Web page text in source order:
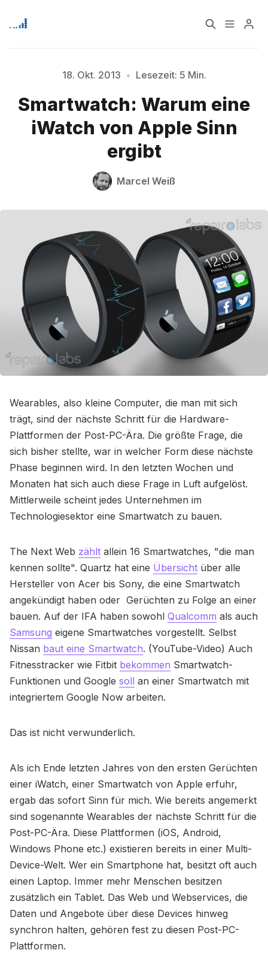
Signup
Bitte geben Sie mindestens 3 Zeichen ein
18. Okt. 2013 • Lesezeit: 5 Min.
Smartwatch: Warum eine
iWatch von Apple Sinn
ergibt
Marcel Weiß
Wearables, also kleine Computer, die man mit sich
trägt, sind der nächste Schritt für die Hardware-
Plattformen der Post-PC-Ära. Die größte Frage, die
sich bisher stellte, war in welcher Form diese nächste
Phase beginnen wird. In den letzten Wochen und
Monaten hat sich auch diese Frage in Luft aufgelöst.
Mittlerweile scheint jedes Unternehmen im
Technologiesektor eine Smartwatch zu bauen.
The Next Web zählt allein 16 Smartwatches, "die man
kennen sollte". Quartz hat eine Übersicht über alle
Hersteller von Acer bis Sony, die eine Smartwatch
angekündigt haben oder Gerüchten zu Folge an einer
bauen. Auf der IFA haben sowohl Qualcomm als auch
Samsung eigene Smartwatches vorgestellt. Selbst
Nissan baut eine Smartwatch. (YouTube-Video) Auch
Fitnesstracker wie Fitbit bekommen Smartwatch-
Funktionen und Google soll an einer Smartwatch mit
integriertem Google Now arbeiten.
Das ist nicht verwunderlich.
Als ich Ende letzten Jahres von den ersten Gerüchten
einer iWatch, einer Smartwatch von Apple erfuhr,
ergab das sofort Sinn für mich. Wie bereits angemerkt
sind sogenannte Wearables der nächste Schritt für die
Post-PC-Ära. Diese Plattformen (iOS, Android,
Windows Phone etc.) existieren bereits in einer Multi-
Device-Welt. Wer ein Smartphone hat, besitzt oft auch
einen Laptop. Immer mehr Menschen besitzen
zusätzlich ein Tablet. Das Web und Webservices, die
Daten und Angebote über diese Devices hinweg
synchron halten, gehören fest zu diesen Post-PC-
Plattformen.